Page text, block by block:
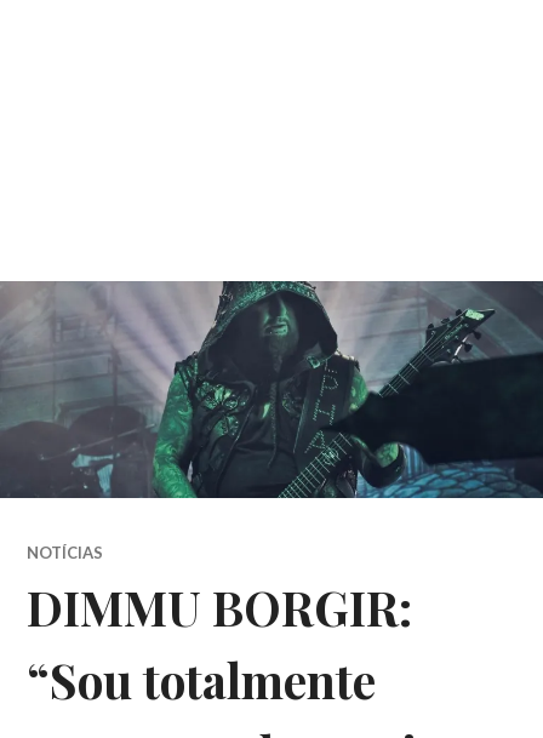
NOTÍCIAS
DIMMU BORGIR:
“Sou totalmente